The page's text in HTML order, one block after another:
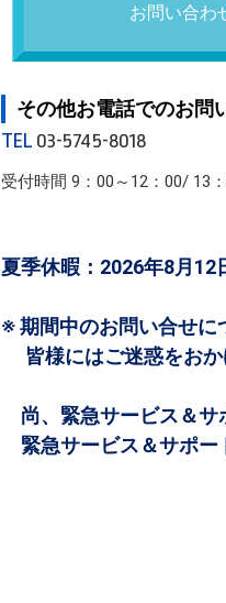
お問い合わ
その他お電話でのお問
TEL 03-5745-8018
受付時間 9：00～12：00/ 13
夏季休暇：2026年8月12
※ 期間中のお問い合せに
皆様にはご迷惑をおか
尚、緊急サービス＆サ
緊急サービス＆サポー